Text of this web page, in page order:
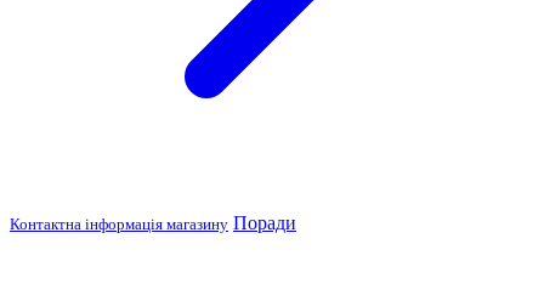
Контактна інформація магазину Поради